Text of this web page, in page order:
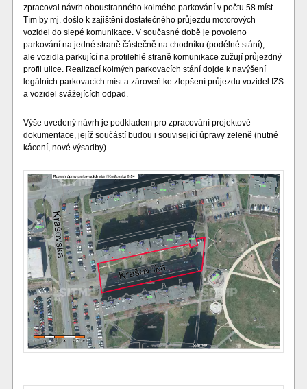
zpracoval návrh oboustranného kolmého parkování v počtu 58 míst.
Tím by mj. došlo k zajištění dostatečného průjezdu motorových
vozidel do slepé komunikace. V současné době je povoleno
parkování na jedné straně částečně na chodníku (podélné stání),
ale vozidla parkující na protilehlé straně komunikace zužují průjezdný
profil ulice. Realizací kolmých parkovacích stání dojde k navýšení
legálních parkovacích míst a zároveň ke zlepšení průjezdu vozidel IZS
a vozidel svážejících odpad.
Výše uvedený návrh je podkladem pro zpracování projektové
dokumentace, jejíž součástí budou i související úpravy zeleně (nutné
kácení, nové výsadby).